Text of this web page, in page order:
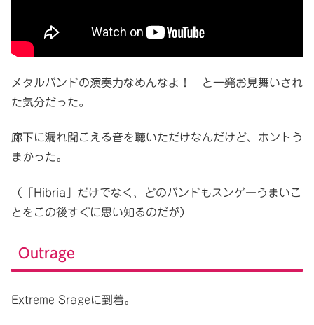
メタルバンドの演奏力なめんなよ！ と一発お見舞いされ
た気分だった。
廊下に漏れ聞こえる音を聴いただけなんだけど、ホントう
まかった。
（「Hibria」だけでなく、どのバンドもスンゲーうまいこ
とをこの後すぐに思い知るのだが）
Outrage
Extreme Srageに到着。